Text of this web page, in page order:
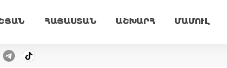
ՀԱՅԱՍՏԱՆ ԱՇԽԱՐՀ ՄԱՄՈՒԼ